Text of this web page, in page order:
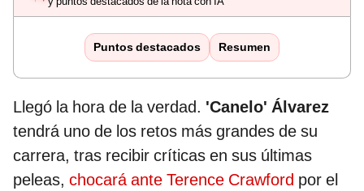
Puntos destacados Resumen
Llegó la hora de la verdad. 'Canelo' Álvarez
tendrá uno de los retos más grandes de su
carrera, tras recibir críticas en sus últimas
peleas, chocará ante Terence Crawford por el